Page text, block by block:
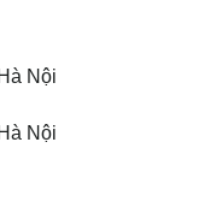
Nội
Nội